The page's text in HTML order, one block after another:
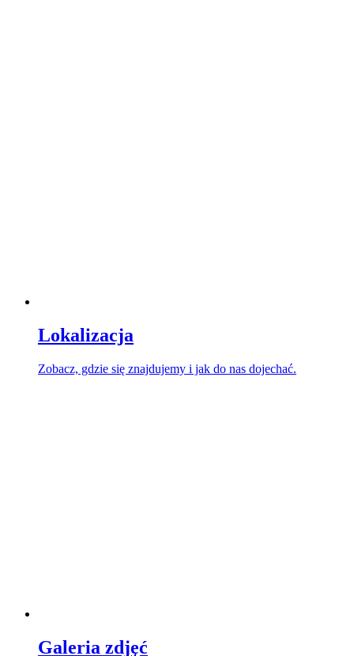
Lokalizacja
Zobacz, gdzie się znajdujemy i jak do nas dojechać.
Galeria zdjęć